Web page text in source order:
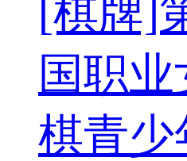
[棋牌]
国职业
棋青少